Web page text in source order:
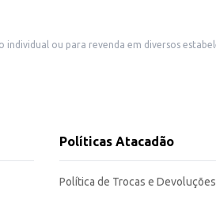
Políticas Atacadão
Política de Trocas e Devoluções